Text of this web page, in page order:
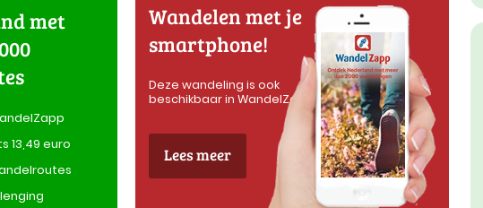
met
13,49 euro
Wandelen met je
smartphone!
Deze wandeling is ook
beschikbaar in WandelZapp
Lees meer